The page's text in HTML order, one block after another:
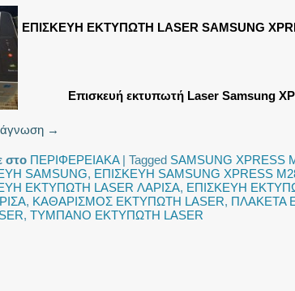
ΕΠΙΣΚΕΥΗ ΕΚΤΥΠΩΤΗ LASER SAMSUNG
Επισκευή εκτυπωτή Laser Samsung
→
στο ΠΕΡΙΦΕΡΕΙΑΚΑ| Tagged SAMSUNG XPRESS
SAMSUNG, ΕΠΙΣΚΕΥΗ SAMSUNG XPRESS
ΕΚΤΥΠΩΤΗ LASER ΛΑΡΙΣΑ, ΕΠΙΣΚΕΥΗ
, ΚΑΘΑΡΙΣΜΟΣ ΕΚΤΥΠΩΤΗ LASER, ΠΛΑΚΕΤΑ
, ΤΥΜΠΑΝΟ ΕΚΤΥΠΩΤΗ LASER